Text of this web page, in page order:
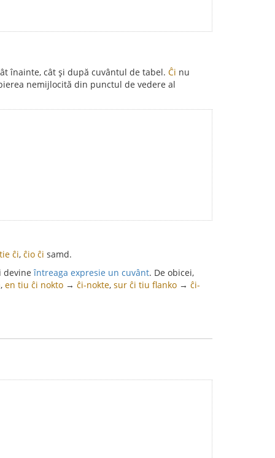
înainte, cât și după cuvântul de tabel. Ĉi nu
nemijlocită din punctul de vedere al
tie ĉi, ĉio ĉi samd.
devineîntreaga expresie un cuvânt. De obicei,
, en tiu ĉi nokto → ĉi-nokte, sur ĉi tiu flanko → ĉi-